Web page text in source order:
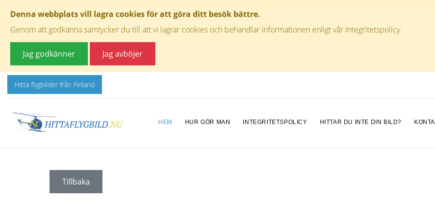
Denna webbplats vill lagra cookies för att göra ditt besök bättre.
Genom att godkänna samtycker du till att vi lagrar cookies och behandlar informationen enligt vår integritetspolicy.
Jag godkänner Jag avböjer
Hitta flygbilder från Finland
HEM HUR GÖR MAN INTEGRITETSPOLICY HITTAR DU INTE DIN BILD?
Tillbaka